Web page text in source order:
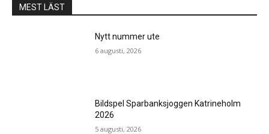
MEST LÄST
Nytt nummer ute
6 augusti, 2026
Bildspel Sparbanksjoggen Katrineholm
2026
5 augusti, 2026